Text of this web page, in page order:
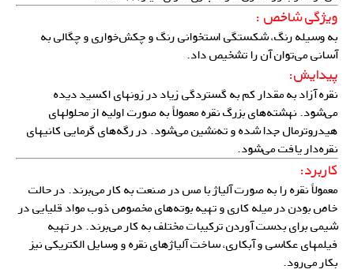
ویژگی شاخص :
به وسیله رنگ، شکستگی استخوانی رنگ و چکش‌خواری و چگالی به
آسانی می‌توان آن را تشخیص داد.
پیدایش:
نقره آزاد به مقدار کم به گستردگی زیاد در زونهای اکسید دیده
می‌شود. نهشته‌های بزرگ نقره معمولاً به صورت اولیه از محلولهای
هیدروترمال جدا شده و ته‌‌نشین می‌شود. در رگه‌های گرمایی کانیهای
نقره‌دار یافت می‌شود.
کاربرد:
معمولاً نقره را به صورت آلیاژ با مس در صنعت به کار می‌برند. در حالت
خاص بودن در میله کاری و تهیه بوته‌های مخصوص ذوب مواد قلیایی در
شیمی برای بدست آوردن ترکیبات مختلف به کار می‌برند. در تهیه
فیلمهای عکاسی و آبکاری، ساختآلیاژهای نقرهو وسایل الکتریکی نیز
بکار می‌رود.